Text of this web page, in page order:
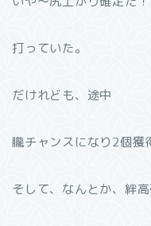
打っていた。
だけれども、途中
朧チャンスになり2個獲
そして、なんとか、絆高